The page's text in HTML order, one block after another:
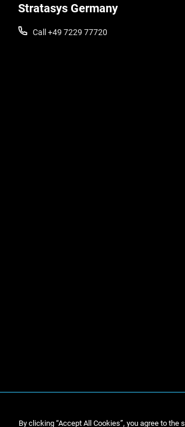
Stratasys Germany
Call +49 7229 77720
By clicking “Accept All Cookies”, you agree to